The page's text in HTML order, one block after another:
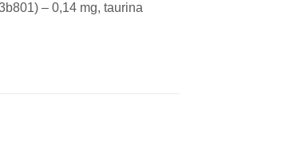
– 0,14 mg, taurina